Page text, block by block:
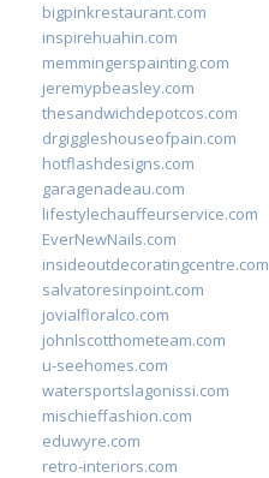
bigpinkrestaurant.com
inspirehuahin.com
memmingerspainting.com
jeremypbeasley.com
thesandwichdepotcos.com
drgiggleshouseofpain.com
hotflashdesigns.com
garagenadeau.com
lifestylechauffeurservice.com
EverNewNails.com
insideoutdecoratingcentre.com
salvatoresinpoint.com
jovialfloralco.com
johnlscotthometeam.com
u-seehomes.com
watersportslagonissi.com
mischieffashion.com
eduwyre.com
retro-interiors.com